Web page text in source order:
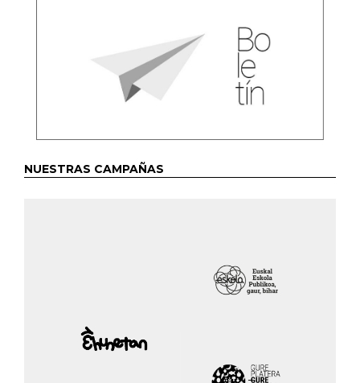
NUESTRAS CAMPAÑAS